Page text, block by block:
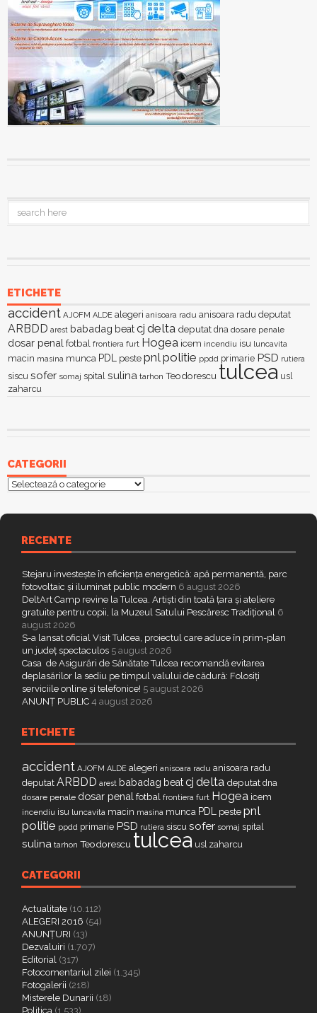
ETICHETE
accident AJOFM ALDE alegeri anisoara radu anisoara radu deputat
ARBDD arest babadag beatcj delta deputat dna dosare penale
dosar penal fotbal frontiera furt Hogea icem incendiu isu luncavita
macin masina munca PDL peste pnlpolitie ppdd primarie PSD rutiera
siscu sofer somaj spital sulina tarhon Teodorescu tulcea usl
zaharcu
CATEGORII
Categorii
RECENTE
Stejaru investește în eficiența energetică: apă permanentă, parc
fotovoltaic și iluminat public modern 6 august 2026
DeltArt Camp revine la Tulcea. Artiști din toată țara și ateliere
gratuite pentru copii, la Muzeul Satului Pescăresc Tradițional 6
august 2026
S-a lansat oficial Visit Tulcea, proiectul care aduce în prim-plan
un județ spectaculos 5 august 2026
Casa de Asigurări de Sănătate Tulcea recomandă evitarea
deplasărilor la sediu pe timpul valului de cădură: Folosiți
serviciile online și telefonice! 5 august 2026
ANUNȚ PUBLIC 4 august 2026
ETICHETE
accident AJOFM ALDE alegeri anisoara radu anisoara radu
deputat ARBDD arest babadag beatcj delta deputat dna
dosare penale dosar penal fotbal frontiera furt Hogea icem
incendiu isu luncavita macin masina munca PDL peste pnl
politie ppdd primarie PSD rutiera siscu sofer somaj spital
sulina tarhon Teodorescu tulcea usl zaharcu
CATEGORII
Actualitate (10.112)
ALEGERI 2016 (54)
ANUNȚURI (13)
Dezvaluiri (1.707)
Editorial (317)
Fotocomentariul zilei (1.345)
Fotogalerii (218)
Misterele Dunarii (18)
Politica (1.533)